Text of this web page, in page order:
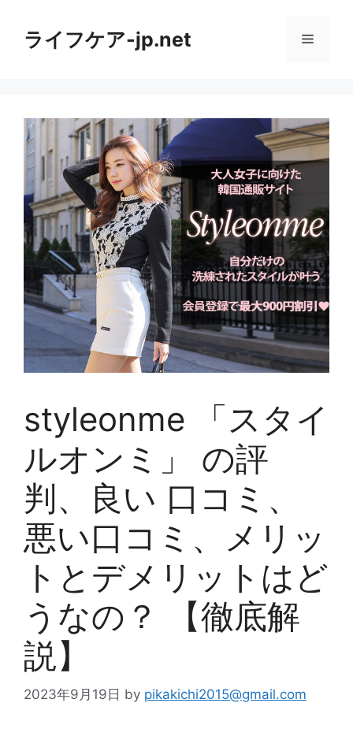
ライフケア-jp.net メ
ュ
styleonme 「スタイ
ルオンミ」 の評
判、良い 口コミ、
悪い口コミ、メリッ
トとデメリットはど
うなの？ 【徹底解
説】
2023年9月19日 by pikakichi2015@gmail.com